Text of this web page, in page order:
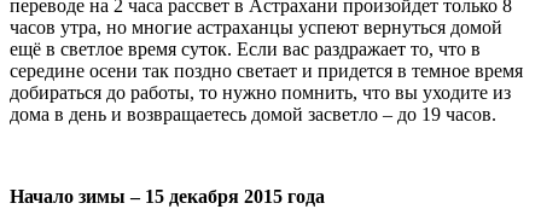
переводе на 2 часа рассвет в Астрахани произойдет только 8
часов утра, но многие астраханцы успеют вернуться домой
ещё в светлое время суток. Если вас раздражает то, что в
середине осени так поздно светает и придется в темное время
добираться до работы, то нужно помнить, что вы уходите из
дома в день и возвращаетесь домой засветло – до 19 часов.
Начало зимы – 15 декабря 2015 года